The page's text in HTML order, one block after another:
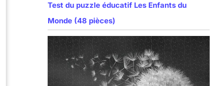
Test du puzzle éducatif Les Enfants du
Monde (48 pièces)